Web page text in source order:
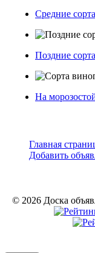
Средние
Поздние
На
Главная
Добавить
© 2026 Доска